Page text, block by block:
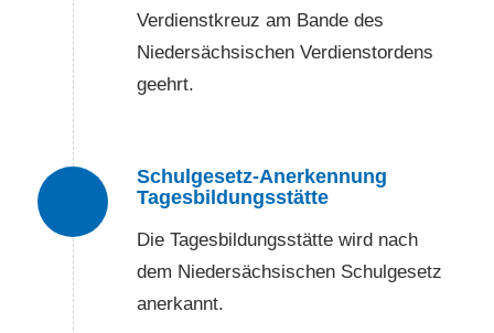
Verdienstkreuz am Bande des
Niedersächsischen Verdienstordens
geehrt.
Schulgesetz-Anerkennung
Tagesbildungsstätte
Die Tagesbildungsstätte wird nach
dem Niedersächsischen Schulgesetz
anerkannt.